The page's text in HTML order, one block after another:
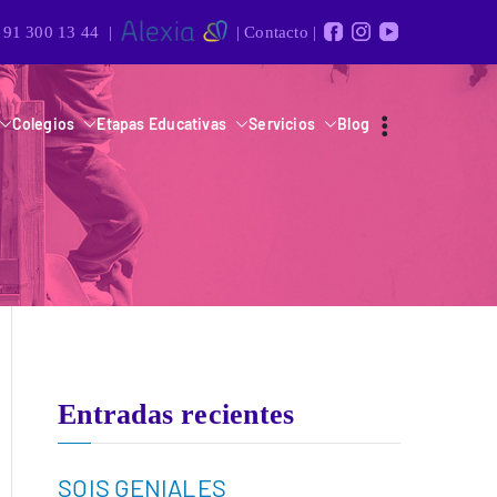
91 300 13 44 | |Contacto |
Colegios Etapas Educativas Servicios Blog
Entradas recientes
SOIS GENIALES